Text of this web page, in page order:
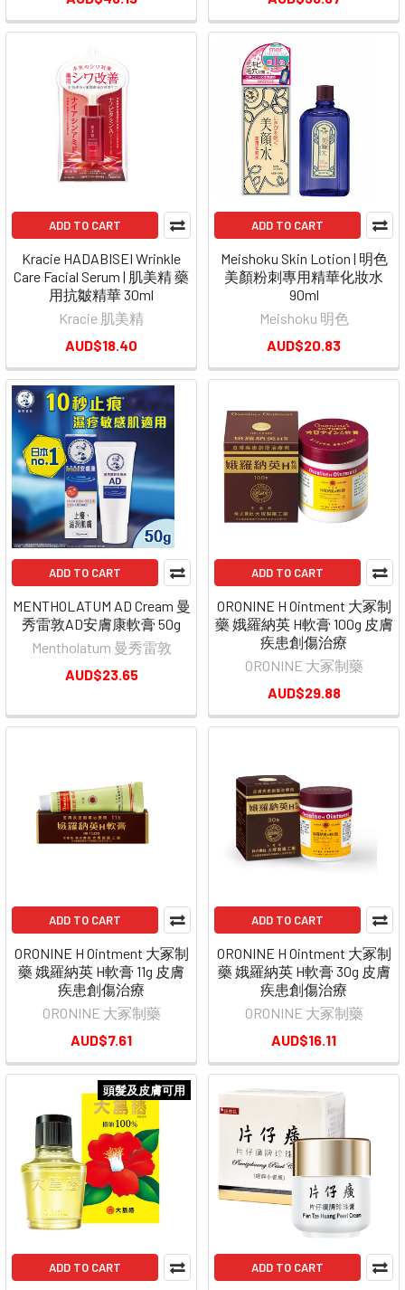
ADD TO CART
Kracie HADABISEI Wrinkle
Care Facial Serum | 肌美精 藥
用抗皺精華 30ml
Kracie 肌美精
AUD$18.40
ADD TO CART
Meishoku Skin Lotion | 明色
美顏粉刺專用精華化妝水
90ml
Meishoku 明色
AUD$20.83
ADD TO CART
MENTHOLATUM AD Cream 曼
秀雷敦AD安膚康軟膏 50g
Mentholatum 曼秀雷敦
AUD$23.65
ADD TO CART
ORONINE H Ointment 大冢制
藥 娥羅納英 H軟膏 100g 皮膚
疾患創傷治療
ORONINE 大冢制藥
AUD$29.88
ADD TO CART
ORONINE H Ointment 大冢制
藥 娥羅納英 H軟膏 11g 皮膚
疾患創傷治療
ORONINE 大冢制藥
AUD$7.61
ADD TO CART
ORONINE H Ointment 大冢制
藥 娥羅納英 H軟膏 30g 皮膚
疾患創傷治療
ORONINE 大冢制藥
AUD$16.11
頭髮及皮膚可用
ADD TO CART ADD TO CART